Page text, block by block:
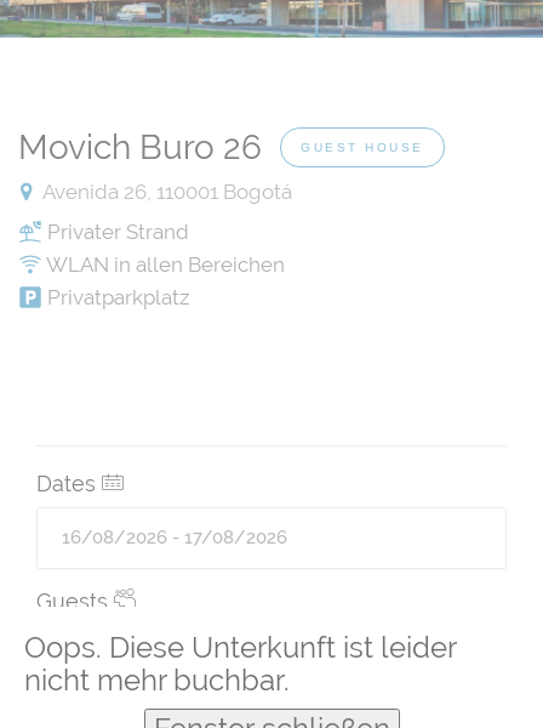
Oops. Diese Unterkunft ist leider
nicht mehr buchbar.
Movich Buro 26 GUEST HOUSE
Avenida 26, 110001 Bogotá
Privater Strand
WLAN in allen Bereichen
Privatparkplatz
Dates
Guests